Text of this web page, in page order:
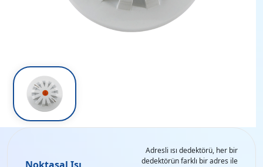
Adresli ısı dedektörü, her bir
dedektörün farklı bir adres ile